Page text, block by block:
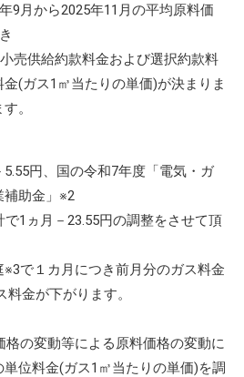
9月から2025年11月の平均原料価
売供給約款料金および選択約款料
(ガス1㎥当たりの単価)が決まりま
。
円、国の令和7年度「電気・ガ
補助金」※2
1ヵ月－23.55円の調整をさせて頂
で１カ月につき前月分のガス料金
金が下がります。
の変動等による原料価格の変動に
位料金(ガス1㎥当たりの単価)を調